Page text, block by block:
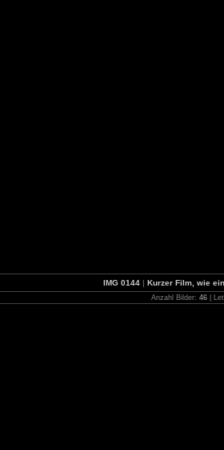
IMG 0144 | Kurzer Film, wie
Anzahl Bilder: 46|